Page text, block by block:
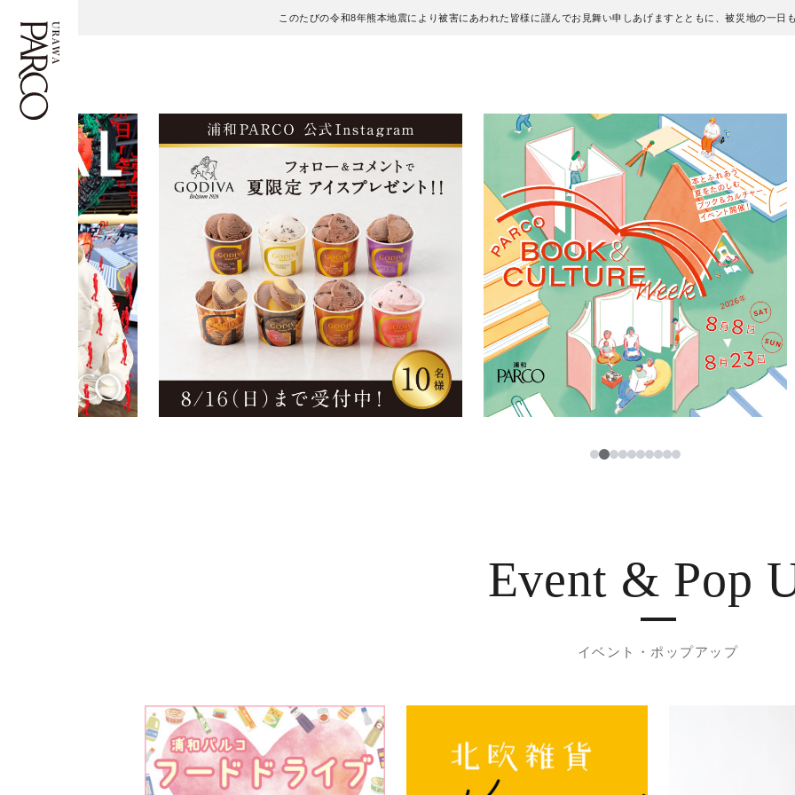
このたびの令和8年熊本地震により被害にあわれた皆様に謹んでお見舞い申しあげますとともに、被災地の一日
フロアガイド
施設案内・アクセス
イベント・ポップアップ
ニュース
レストラン・カフェ
TAX FREE
PARCOメンバーズ
ENGLISH
繁体字
簡体字
한국어
ภาษาไทย
日本語
12345678910
Event & Pop
イベント・ポップアップ